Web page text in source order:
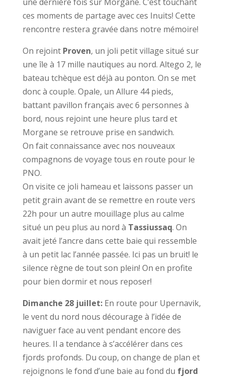
ces moments de partage avec ces Inuits! Cette
rencontre restera gravée dans notre mémoire!
On rejoint Proven, un joli petit village situé sur
une île à 17 mille nautiques au nord. Altego 2, le
bateau tchèque est déjà au ponton. On se met
donc à couple. Opale, un Allure 44 pieds,
battant pavillon français avec 6 personnes à
bord, nous rejoint une heure plus tard et
Morgane se retrouve prise en sandwich.
On fait connaissance avec nos nouveaux
compagnons de voyage tous en route pour le
PNO.
On visite ce joli hameau et laissons passer un
petit grain avant de se remettre en route vers
22h pour un autre mouillage plus au calme
situé un peu plus au nord à Tassiussaq. On
avait jeté l’ancre dans cette baie qui ressemble
à un petit lac l’année passée. Ici pas un bruit! le
silence règne de tout son plein! On en profite
pour bien dormir et nous reposer!
Dimanche 28 juillet:En route pour Upernavik,
le vent du nord nous décourage à l’idée de
naviguer face au vent pendant encore des
heures. Il a tendance à s’accélérer dans ces
fjords profonds. Du coup, on change de plan et
rejoignons le fond d’une baie au fond du fjord